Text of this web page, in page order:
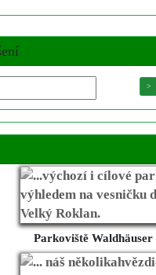
Parkoviště Waldhäuser